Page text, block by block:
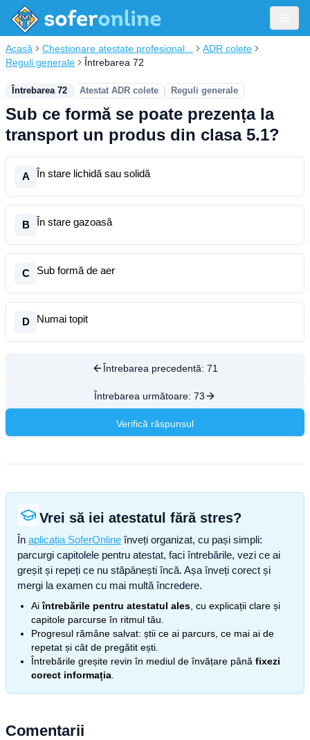
Acasă Chestionare atestate profesional...
ADR colete
Reguli generale
Întrebarea 72
Întrebarea 72 Atestat ADR colete Reguli generale
Sub ce formă se poate prezența la
transport un produs din clasa 5.1?
A În stare lichidă sau solidă
B În stare gazoasă
C Sub formă de aer
D Numai topit
Întrebarea precedentă: 71
Întrebarea următoare: 73
Verifică răspunsul
Vrei să iei atestatul fără stres?
În aplicația SoferOnline înveți organizat, cu pași simpli:
parcurgi capitolele pentru atestat, faci întrebările, vezi ce ai
greșit și repeți ce nu stăpânești încă. Așa înveți corect și
mergi la examen cu mai multă încredere.
Aiîntrebările pentru atestatul ales , cu explicații clare și
capitole parcurse în ritmul tău.
Progresul rămâne salvat: știi ce ai parcurs, ce mai ai de
repetat și cât de pregătit ești.
Întrebările greșite revin în mediul de învățare până fixezi
corect informația
Comentarii